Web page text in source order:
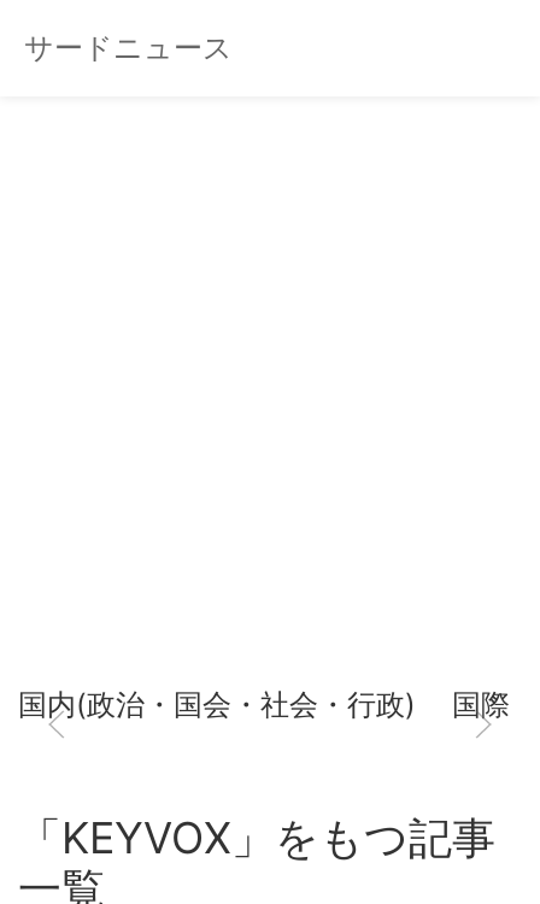
サードニュース
国内(政治・国会・社会・行政) 国際
「KEYVOX」をもつ記事
一覧